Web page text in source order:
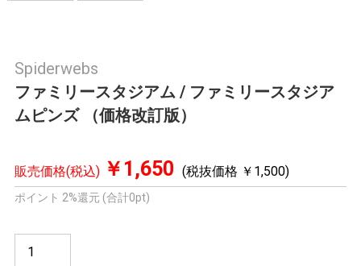
Spiderwebs
ファミリースタジアム / ファミリースタジア
ムピンズ （価格改訂版）
販売価格(税込) ￥1,650 (税抜価格 ￥1,500)
ポイント 2%還元 (合計0pt)